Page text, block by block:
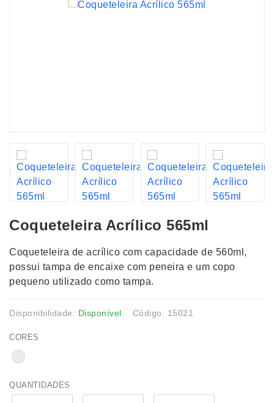
Coqueteleira Acrílico 565ml
Coqueteleira de acrílico com capacidade de 560ml,
possui tampa de encaixe com peneira e um copo
pequeno utilizado como tampa.
Disponibilidade: Disponível Código: 15021
CORES
QUANTIDADES